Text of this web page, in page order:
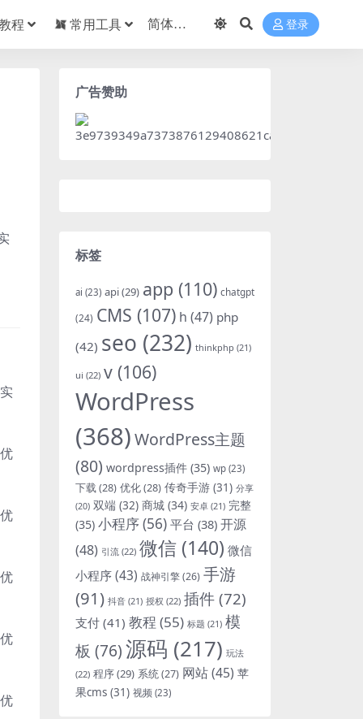
程 常用工具 登录
广告赞助
标签
ai (23) api(29) app (110) chatgpt
(24) CMS (107) h (47) php
(42) seo (232) thinkphp (21)
ui (22) v (106)
WordPress
(368)WordPress主题
(80) wordpress插件 (35) wp (23)
下载(28) 优化(28) 传奇手游 (31) 分享
(20) 双端 (32) 商城 (34) 安卓 (21) 完整
(35) 小程序(56) 平台 (38) 开源
(48) 引流 (22) 微信 (140) 微信
小程序(43) 战神引擎(26) 手游
(91) 抖音 (21) 授权 (22) 插件 (72)
支付 (41) 教程 (55) 标题 (21) 模
板 (76)源码 (217) 玩法
(22) 程序(29) 系统(27) 网站(45) 苹
果cms (31) 视频 (23)